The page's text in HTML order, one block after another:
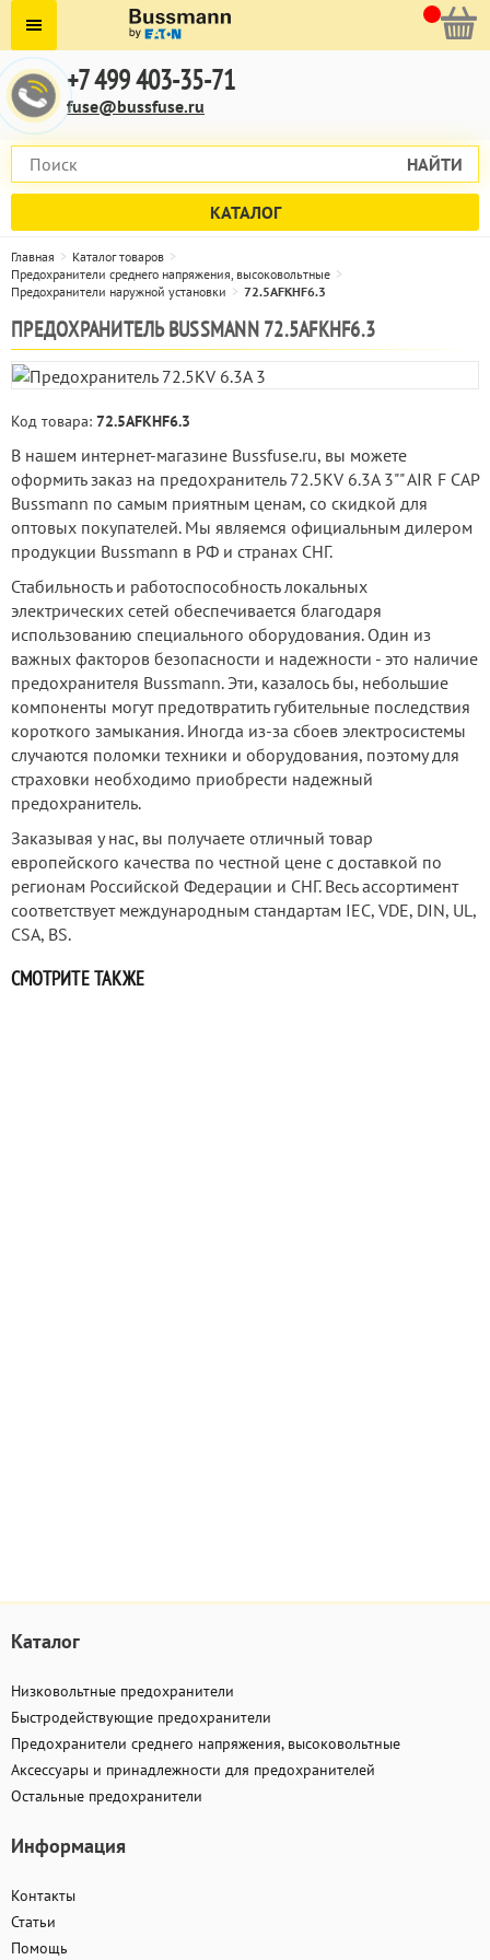
+7 499 403-35-71
fuse@bussfuse.ru
НАЙТИ
КАТАЛОГ
Главная
Каталог товаров
Предохранители среднего напряжения, высоковольтные
Предохранители наружной установки
72.5AFKHF6.3
ПРЕДОХРАНИТЕЛЬ BUSSMANN 72.5AFKHF6.3
Код товара: 72.5AFKHF6.3
В нашем интернет-магазине Bussfuse.ru, вы можете
оформить заказ на предохранитель 72.5KV 6.3A 3"" AIR F CAP
Bussmann по самым приятным ценам, со скидкой для
оптовых покупателей. Мы являемся официальным дилером
продукции Bussmann в РФ и странах СНГ.
Стабильность и работоспособность локальных
электрических сетей обеспечивается благодаря
использованию специального оборудования. Один из
важных факторов безопасности и надежности - это наличие
предохранителя Bussmann. Эти, казалось бы, небольшие
компоненты могут предотвратить губительные последствия
короткого замыкания. Иногда из-за сбоев электросистемы
случаются поломки техники и оборудования, поэтому для
страховки необходимо приобрести надежный
предохранитель.
Заказывая у нас, вы получаете отличный товар
европейского качества по честной цене с доставкой по
регионам Российской Федерации и СНГ. Весь ассортимент
соответствует международным стандартам IEC, VDE, DIN, UL,
CSA, BS.
СМОТРИТЕ ТАКЖЕ
Каталог
Низковольтные предохранители
Быстродействующие предохранители
Предохранители среднего напряжения, высоковольтные
Аксессуары и принадлежности для предохранителей
Остальные предохранители
Информация
Контакты
Статьи
Помощь